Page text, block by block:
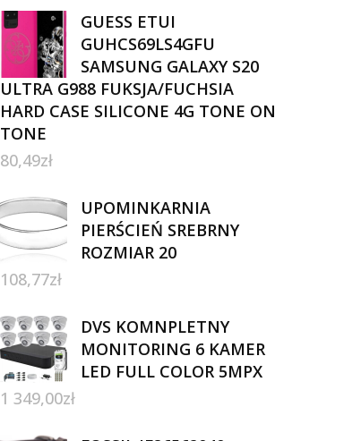
GUESS ETUI
GUHCS69LS4GFU
SAMSUNG GALAXY S20
ULTRA G988 FUKSJA/FUCHSIA
HARD CASE SILICONE 4G TONE ON
TONE
80,49zł
UPOMINKARNIA
PIERŚCIEŃ SREBRNY
ROZMIAR 20
108,77zł
DVS KOMNPLETNY
MONITORING 6 KAMER
LED FULL COLOR 5MPX
1 349,00zł